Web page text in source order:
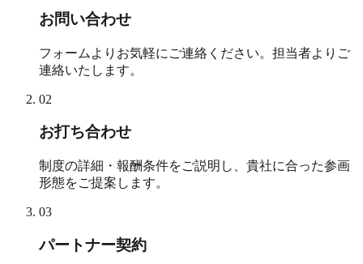
お問い合わせ
フォームよりお気軽にご連絡ください。担当者よりご
連絡いたします。
02
お打ち合わせ
制度の詳細・報酬条件をご説明し、貴社に合った参画
形態をご提案します。
03
パートナー契約